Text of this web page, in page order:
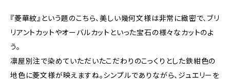
『菱華紋』という題のこちら、美しい幾何文様は非常に緻密で、ブリ
リアントカットやオーバルカットといった宝石の様々なカットのよ
う。
凛屋別注で染めていただいたこだわりのこっくりとした鉄紺色の
地色に菱文様が映えますね。シンプルでありながら、ジュエリーを